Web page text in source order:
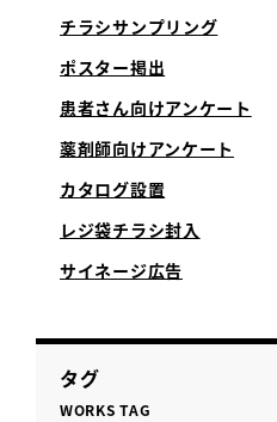
チラシサンプリング
ポスター掲出
患者さん向けアンケート
薬剤師向けアンケート
カタログ設置
レジ袋チラシ封入
サイネージ広告
タグ
WORKS TAG